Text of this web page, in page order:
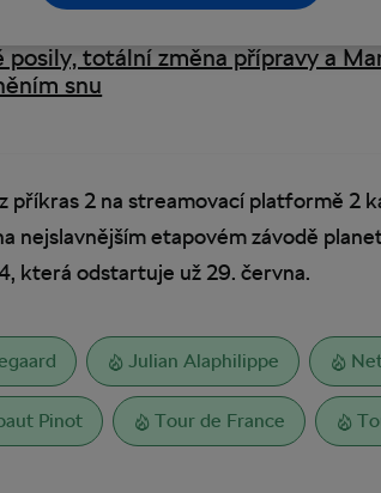
posily, totální změna přípravy a
snu
příkras 2 na streamovací platformě 2
nejslavnějším etapovém závodě
která odstartuje už 29. června.
Julian Alaphilippe
Pinot Tour de France